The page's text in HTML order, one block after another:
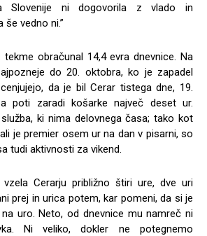
Slovenije ni dogovorila z vlado in
še vedno ni.”
obračunal 14,4 evra dnevnice. Na
do 20. oktobra, ko je zapadel
da je bil Cerar tistega dne, 19.
poti zaradi košarke največ deset ur.
ki nima delovnega časa; tako kot
je premier osem ur na dan v pisarni, so
tudi aktivnosti za vikend.
Cerarju približno štiri ure, dve uri
prej in urica potem, kar pomeni, da si je
uro. Neto, od dnevnice mu namreč ni
Ni veliko, dokler ne potegnemo